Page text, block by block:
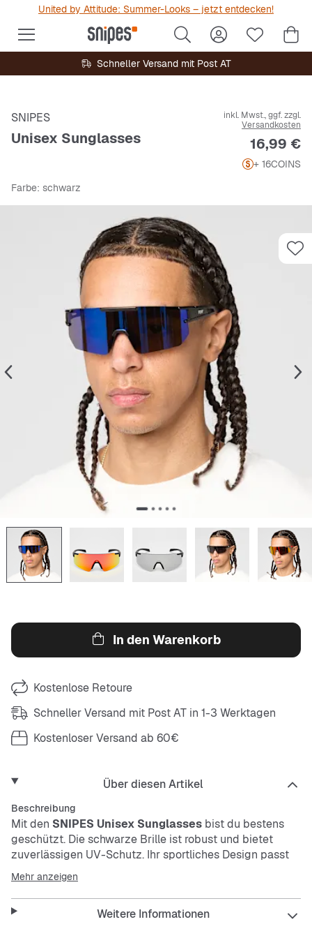
United by Attitude: Summer-Looks – jetzt entdecken!
Schneller Versand mit Post AT
SNIPES
Unisex Sunglasses
inkl. Mwst., ggf. zzgl.
Versandkosten
Preis
16,99 €
+ 16COINS
Farbe: schwarz
In den Warenkorb
Kostenlose Retoure
Schneller Versand mit Post AT in 1-3 Werktagen
Kostenloser Versand ab 60€
Über diesen Artikel
Beschreibung
Mit den SNIPES Unisex Sunglasses bist du bestens
geschützt. Die schwarze Brille ist robust und bietet
zuverlässigen UV-Schutz. Ihr sportliches Design passt
perfekt zu deinem urbanen Look und macht jeden Tag
draußen angenehmer.
Mehr anzeigen
Weitere Informationen